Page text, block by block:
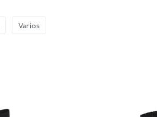
Varios